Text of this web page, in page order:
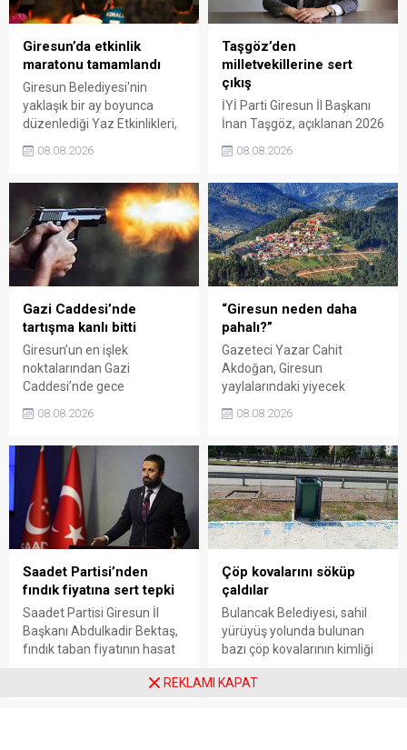
Giresun’da etkinlik
maratonu tamamlandı
Giresun Belediyesi'nin
yaklaşık bir ay boyunca
düzenlediği Yaz Etkinlikleri,
binlerce vatandaşı kültür,
sanat ve eğlenceyle
organizasyonun ardından
Kadın El Emeği Pazarı'nın
süresi de 16 Ağustos'a
kadar uzatıldı.
08.08.2026
Taşgöz’den
milletvekillerine sert
çıkış
İYİ Parti Giresun İl Başkanı
İnan Taşgöz, açıklanan 2026
yılı fındık alım fiyatı
üzerinden iktidar
eleştirdi. Taşgöz, üreticinin
emeğinin karşılığını
alamadığını savunarak,
Giresun milletvekillerini
sessiz kalmakla suçladı.
08.08.2026
Gazi Caddesi’nde
tartışma kanlı bitti
Giresun’un en işlek
noktalarından Gazi
Caddesi’nde gece
saatlerinde çıkan silahlı
kavgada A.E. ayağından
bölgede kısa süreli panik
yaşanırken polis geniş çaplı
soruşturma başlattı.
08.08.2026
“Giresun neden daha
pahalı?”
Gazeteci Yazar Cahit
Akdoğan, Giresun
yaylalarındaki yiyecek
fiyatlarının çevre illere göre
belirgin biçimde yüksek
Valiliği, Tarım ve Orman İl
Müdürlüğü ile ilgili kurumları
denetime çağırdı. Akdoğan,
yüzde 50’ye ulaşan fiyat
farklarının araştırılması
gerektiğini söyledi.
08.08.2026
Saadet Partisi’nden
fındık fiyatına sert tepki
Saadet Partisi Giresun İl
Başkanı Abdulkadir Bektaş,
fındık taban fiyatının hasat
açıklanmamasına tepki
Çöp kovalarını söküp
çaldılar
Bulancak Belediyesi, sahil
yürüyüş yolunda bulunan
bazı çöp kovalarının kimliği
sökülerek çalındığını açıkladı.
08.08.2026
REKLAMI KAPAT